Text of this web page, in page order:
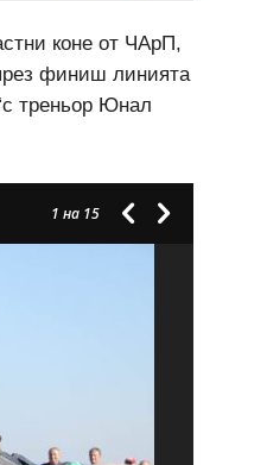
коне от ЧАрП,
финиш линията
треньор Юнал
1 на 15